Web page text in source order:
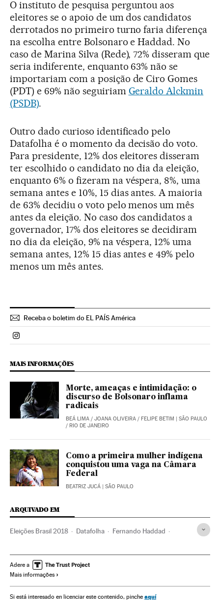
O instituto de pesquisa perguntou aos
eleitores se o apoio de um dos candidatos
derrotados no primeiro turno faria diferença
na escolha entre Bolsonaro e Haddad. No
caso de Marina Silva (Rede), 72% disseram que
seria indiferente, enquanto 63% não se
importariam com a posição de Ciro Gomes
(PDT) e 69% não seguiriam Geraldo Alckmin
(PSDB).
Outro dado curioso identificado pelo
Datafolha é o momento da decisão do voto.
Para presidente, 12% dos eleitores disseram
ter escolhido o candidato no dia da eleição,
enquanto 6% o fizeram na véspera, 8%, uma
semana antes e 10%, 15 dias antes. A maioria
de 63% decidiu o voto pelo menos um mês
antes da eleição. No caso dos candidatos a
governador, 17% dos eleitores se decidiram
no dia da eleição, 9% na véspera, 12% uma
semana antes, 12% 15 dias antes e 49% pelo
menos um mês antes.
Receba o boletim do EL PAÍS América
Politica El País Brasil en Instagram
MAIS INFORMAÇÕES
Morte, ameaças e intimidação: o
discurso de Bolsonaro inflama
radicais
BEÁ LIMA / JOANA OLIVEIRA / FELIPE BETIM | SÃO PAULO
/ RIO DE JANEIRO
Como a primeira mulher indígena
conquistou uma vaga na Câmara
Federal
BEATRIZ JUCÁ | SÃO PAULO
ARQUIVADO EM
Eleições Brasil 2018 Datafolha Fernando Haddad
Pesquisas eleitorais Opinião pública
América do Sul
Política Sociedade Eleições 2018
Adere a
Mais informações
Si está interesado en licenciar este contenido, pinche aquí